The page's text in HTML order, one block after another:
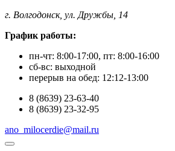
г. Волгодонск, ул. Дружбы, 14
График работы:
пн-чт: 8:00-17:00, пт: 8:00-16:00
сб-вс: выходной
перерыв на обед: 12:12-13:00
8 (8639) 23-63-40
8 (8639) 23-32-95
ano_milocerdie@mail.ru